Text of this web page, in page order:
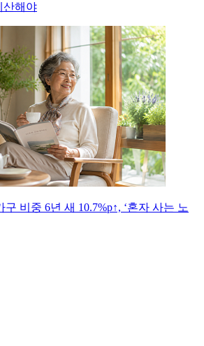
산해야
구 비중 6년 새 10.7%p↑, ‘혼자 사는 노